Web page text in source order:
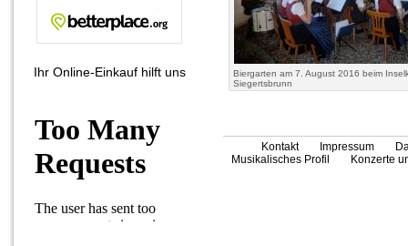
Ihr Online-Einkauf hilft uns
Biergarten am 7. August 2016 beim
Siegertsbrunn
Kontakt Impressum
Musikalisches Profil
Konzerte